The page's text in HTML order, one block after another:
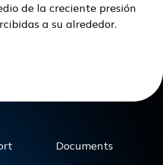
de la creciente presión
a su alrededor.
Documents